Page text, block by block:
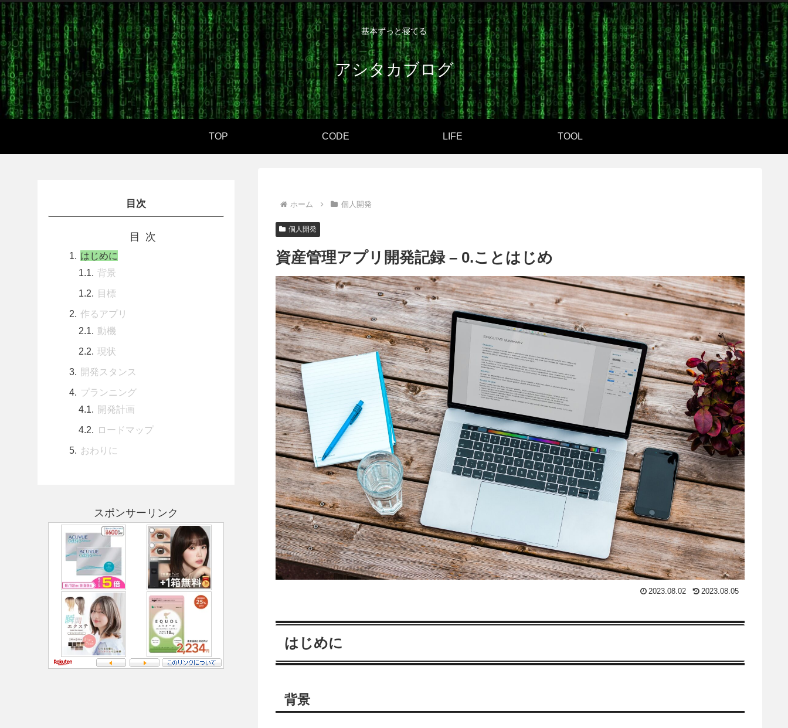
基本ずっと寝てる
アシタカブログ
TOP CODE LIFE TOOL
ホーム 個人開発
個人開発
資産管理アプリ開発記録 – 0.ことはじめ
2023.08.02 2023.08.05
はじめに
背景
目次
目次
はじめに
背景
目標
作るアプリ
動機
現状
開発スタンス
プランニング
開発計画
ロードマップ
おわりに
スポンサーリンク